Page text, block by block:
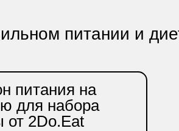
питании и
питания на
для набора
от 2Do.Eat